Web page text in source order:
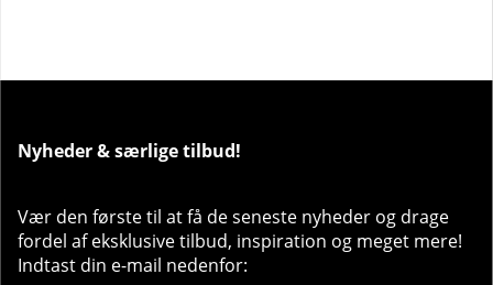
Nyheder & særlige tilbud!
Vær den første til at få de seneste nyheder og drage
fordel af eksklusive tilbud, inspiration og meget mere!
Indtast din e-mail nedenfor: